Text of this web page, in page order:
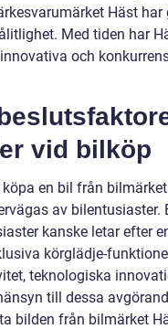
Häst
Med tiden har
och
vid bilköp
en bil från
av bilentusiaster.
kanske letar efter
körglädje-
teknologiska
till dessa
bilden från bilmärket